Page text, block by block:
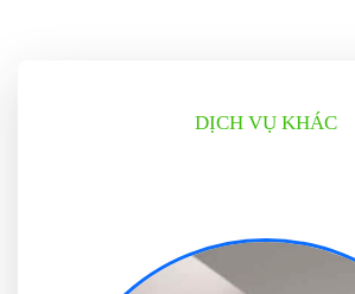
DỊCH VỤ KHÁC